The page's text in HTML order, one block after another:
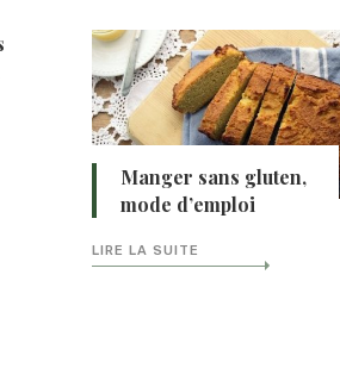
Manger sans gluten,
mode d’emploi
LIRE LA SUITE